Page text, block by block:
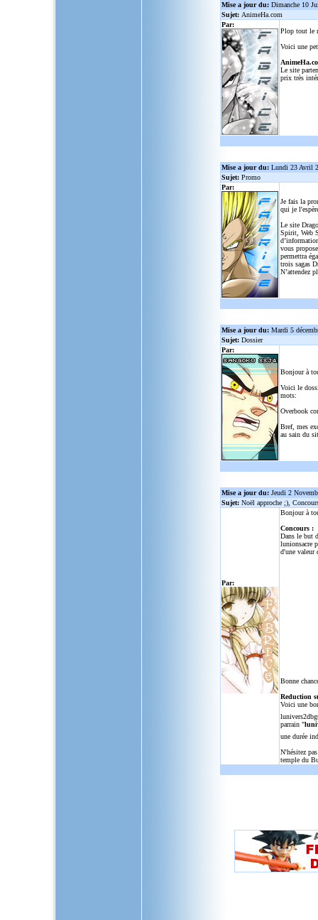
Mise a jour du: Dimanche 10
Sujet: AnimeHa.com
Par:
Plop tout le
Voici une
Le site
prix très
Mise a jour du: Lundi 23 Avril
Sujet: Promo
Par:
Je fais la
qui je
Le site
Spirit, Web
vous
permettra
trois sagas
N’attendez
Mise a jour du: Mardi 5
Sujet: Dossier
Par:
Bonjour à
Voici le
mots:
Overbook
Bref, mes
au sain du
Mise a jour du: Jeudi 2
Sujet: Noël approche ;),
Par:
Bonjour à
Concours :
Dans le but
lunionsacre
d'une valeur
Bonne
Reduction
Voici une
parrain "
une durée
N'hésitez
temple du